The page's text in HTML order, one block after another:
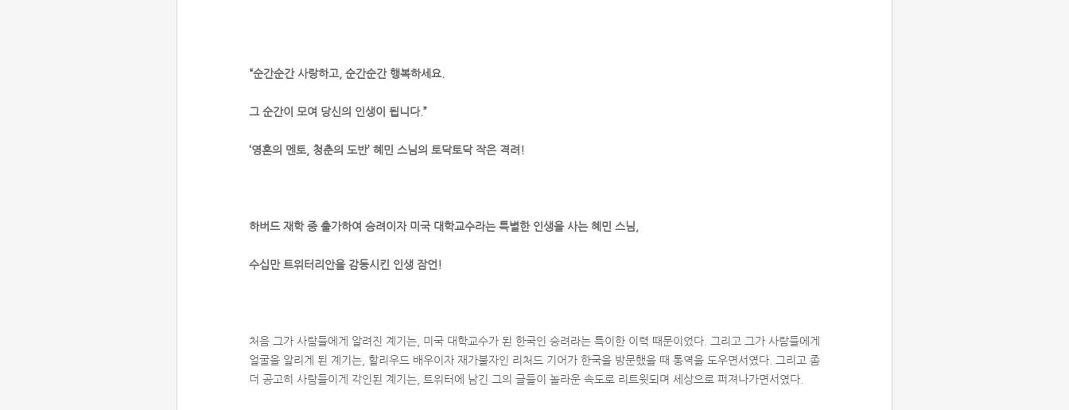
“순간순간 사랑하고, 순간순간 행복하세요.
그 순간이 모여 당신의 인생이 됩니다.”
‘영혼의 멘토, 청춘의 도반’ 혜민 스님의 토닥토닥 작은 격려!
하버드 재학 중 출가하여 승려이자 미국 대학교수라는 특별한 인생을 사는 혜민 스님,
수십만 트위터리안을 감동시킨 인생 잠언!
처음 그가 사람들에게 알려진 계기는, 미국 대학교수가 된 한국인 승려라는 특이한 이력 때문이었다. 그리고 그가 사람들에게
얼굴을 알리게 된 계기는, 할리우드 배우이자 재가불자인 리처드 기어가 한국을 방문했을 때 통역을 도우면서였다. 그리고 좀
더 공고히 사람들이게 각인된 계기는, 트위터에 남긴 그의 글들이 놀라운 속도로 리트윗되며 세상으로 퍼져나가면서였다.